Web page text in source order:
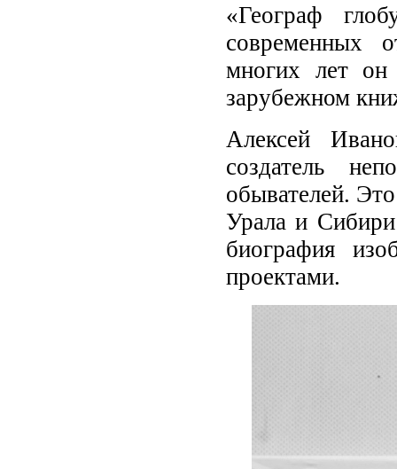
«Географ
современных
многих лет он
зарубежном
Алексей
создатель
обывателей.
Урала и
биография
проектами.